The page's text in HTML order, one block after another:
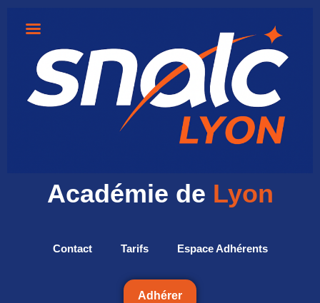
Académie de Lyon
Contact Tarifs Espace Adhérents
Adhérer